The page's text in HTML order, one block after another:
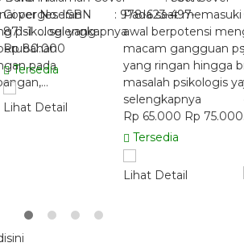
pergeseran
psikologi yang
pada
Cover No. ISBN : 978-623-497-
871-1 …selengkapnya
Rp 80.000
Tersedia
Lihat Detail
Pada saat memasuki
awal berpotensi
macam gangguan
yang ringan hingga
masalah psikologis
selengkapnya
Rp 65.000 Rp 75.000
Tersedia
Lihat Detail